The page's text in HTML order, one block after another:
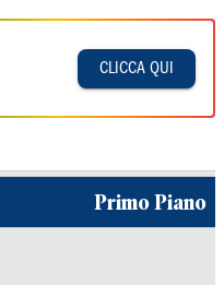
CLICCA QUI
Primo Piano